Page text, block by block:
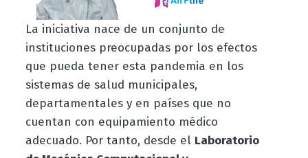
La iniciativa nace de un conjunto de
instituciones preocupadas por los efectos
que pueda tener esta pandemia en los
sistemas de salud municipales,
departamentales y en países que no
cuentan con equipamiento médico
adecuado. Por tanto, desde el Laboratorio